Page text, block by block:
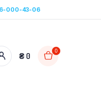
000-43-06
₴ 0
0